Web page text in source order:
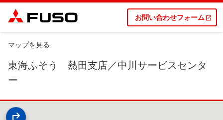
お問い合わせフォーム
マップを見る
東海ふそう 熱田支店／中川サービスセンタ
ー